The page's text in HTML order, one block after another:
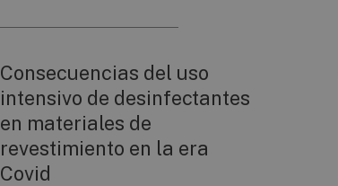
Consecuencias del uso
intensivo de desinfectantes
en materiales de
revestimiento en la era
Covid